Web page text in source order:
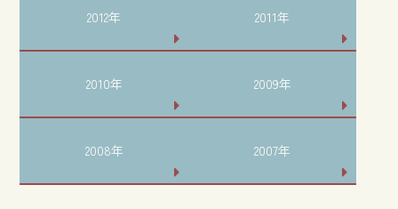
2012年 2011年
2010年 2009年
2008年 2007年